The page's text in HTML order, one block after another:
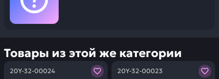
Товары из этой же категории
20Y-32-00024
Заказывая запчасти у нас, вы получаете гарантию
20Y-32-00023
Заказывая запчасти у